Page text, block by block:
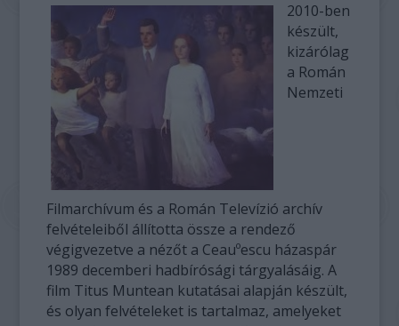
2010-ben
készült,
kizárólag
a Román
Nemzeti
Filmarchívum és a Román Televízió archív
felvételeiből állította össze a rendező
végigvezetve a nézőt a Ceauºescu házaspár
1989 decemberi hadbírósági tárgyalásáig. A
film Titus Muntean kutatásai alapján készült,
és olyan felvételeket is tartalmaz, amelyeket